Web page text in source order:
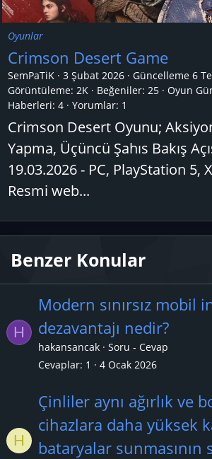
Oyunlar
Crimson Desert Game
SemPaTiK 3 Şubat 2026 Güncelleme 6
Görüntüleme: 2K
Beğeniler: 25
Oyun
Haberleri: 4 Yorumlar: 1
Crimson Desert Oyunu;
Yapma, Üçüncü Şahıs Bakış
19.03.2026 - PC, PlayStation 5,
Resmi web...
Benzer Konular
H
Modern sınırsız mobil
dezavantajı nedir?
hakansancak
Soru - Cevap
Cevaplar 1 4 Ocak 2026
H
Çinliler aynı ağırlık ve
cihazlara daha yüksek
bataryalar sunmasının